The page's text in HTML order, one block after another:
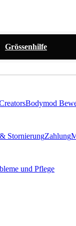
Grössenhilfe
Bodymod
StornierungZahlung
und Pflege